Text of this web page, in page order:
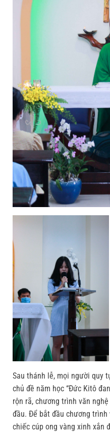
Sau thánh lễ, mọi người quy
chủ đề năm học “Đức Kitô
rộn rã, chương trình văn
đầu. Để bắt đầu chương
chiếc cúp ong vàng xinh xắn